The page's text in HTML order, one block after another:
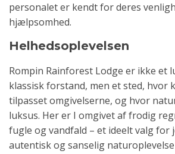
personalet er kendt for deres
hjælpsomhed.
Helhedsoplevelsen
Rompin Rainforest Lodge er ikke et
klassisk forstand, men et sted, hvor
tilpasset omgivelserne, og hvor
luksus. Her er I omgivet af frodig
fugle og vandfald – et ideelt valg for
autentisk og sanselig